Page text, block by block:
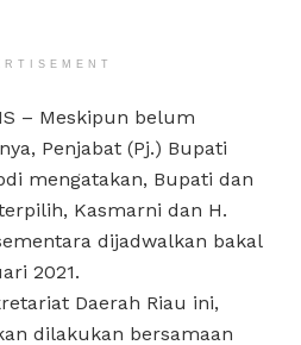
– Meskipun belum
Penjabat (Pj.) Bupati
mengatakan, Bupati dan
Kasmarni dan H.
dijadwalkan bakal
2021.
Daerah Riau ini,
dilakukan bersamaan